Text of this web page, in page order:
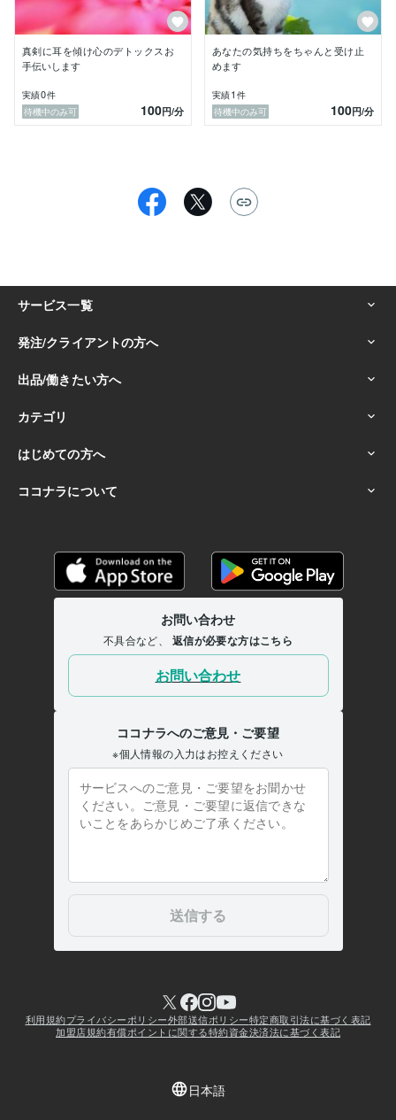
人生は一度きり「ごきげん」に生きることをモットーに
しています。
世間話や、今日の出来事などお話しだけでも大歓迎で
お気軽にご利用くださいね。
真剣に耳を傾け心のデトックスお
手伝いします
実績0件
待機中のみ可
100円/分
あなたの気持ちをちゃんと受け止
めます
実績1 件
待機中のみ可
100円/分